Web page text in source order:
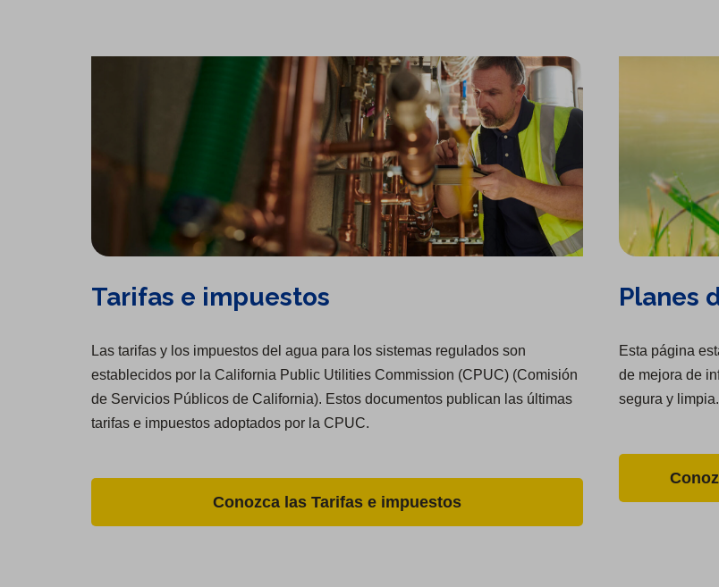
Tarifas e impuestos
Las tarifas y los impuestos del agua para los sistemas regulados son
establecidos por la California Public Utilities Commission (CPUC) (Comisión
de Servicios Públicos de California). Estos documentos publican las últimas
tarifas e impuestos adoptados por la CPUC.
Conozca las Tarifas e impuestos
Planes
Esta página
de mejora de
segura y limpia.